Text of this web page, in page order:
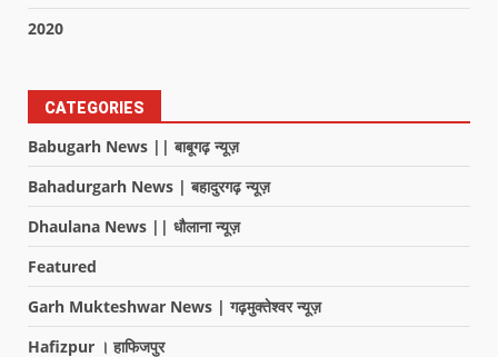
2020
CATEGORIES
Babugarh News || बाबूगढ़ न्यूज़
Bahadurgarh News | बहादुरगढ़ न्यूज़
Dhaulana News || धौलाना न्यूज़
Featured
Garh Mukteshwar News | गढ़मुक्तेश्वर न्यूज़
Hafizpur । हाफिजपुर